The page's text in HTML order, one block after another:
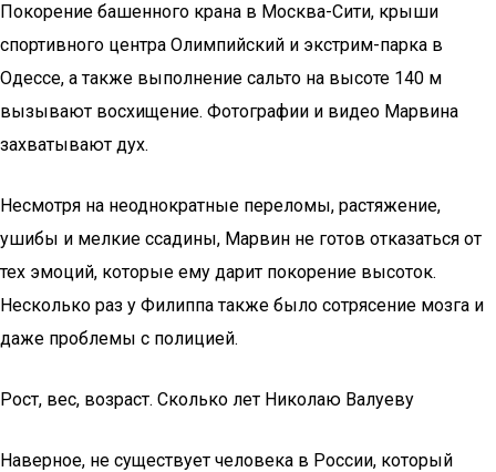
Покорение башенного крана в Москва-Сити, крыши
спортивного центра Олимпийский и экстрим-парка в
Одессе, а также выполнение сальто на высоте 140 м
вызывают восхищение. Фотографии и видео Марвина
захватывают дух.
Несмотря на неоднократные переломы, растяжение,
ушибы и мелкие ссадины, Марвин не готов отказаться от
тех эмоций, которые ему дарит покорение высоток.
Несколько раз у Филиппа также было сотрясение мозга и
даже проблемы с полицией.
Рост, вес, возраст. Сколько лет Николаю Валуеву
Наверное, не существует человека в России, который